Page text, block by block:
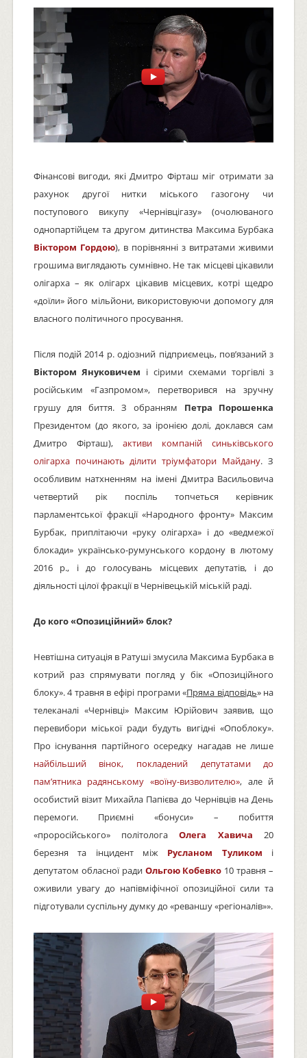
Фінансові вигоди, які Дмитро Фірташ міг отримати за
рахунок другої нитки міського газогону чи
поступового викупу «Чернівцігазу» (очолюваного
однопартійцем та другом дитинства Максима Бурбака
Віктором Гордою), в порівнянні з витратами живими
грошима виглядають сумнівно. Не так місцеві цікавили
олігарха – як олігарх цікавив місцевих, котрі щедро
«доїли» його мільйони, використовуючи допомогу для
власного політичного просування.
Після подій 2014 р. одіозний підприємець, пов’язаний з
Віктором Януковичем і сірими схемами торгівлі з
російським «Газпромом», перетворився на зручну
грушу для биття. З обранням Петра Порошенка
Президентом (до якого, за іронією долі, доклався сам
Дмитро Фірташ), активи компаній синьківського
олігарха починають ділити тріумфатори Майдану. З
особливим натхненням на імені Дмитра Васильовича
четвертий рік поспіль топчеться керівник
парламентської фракції «Народного фронту» Максим
Бурбак, приплітаючи «руку олігарха» і до «ведмежої
блокади» українсько-румунського кордону в лютому
2016 р., і до голосувань місцевих депутатів, і до
діяльності цілої фракції в Чернівецькій міській раді.
До кого «Опозиційний» блок?
Невтішна ситуація в Ратуші змусила Максима Бурбака в
котрий раз спрямувати погляд у бік «Опозиційного
блоку». 4 травня в ефірі програми «Пряма відповідь» на
телеканалі «Чернівці» Максим Юрійович заявив, що
перевибори міської ради будуть вигідні «Опоблоку».
Про існування партійного осередку нагадав не лише
найбільший вінок, покладений депутатами до
пам’ятника радянському «воїну-визволителю», але й
особистий візит Михайла Папієва до Чернівців на День
перемоги. Приємні «бонуси» – побиття
«проросійського» політологаОлега Хавича 20
березня та інцидент між Русланом Туликом і
депутатом обласної ради Ольгою Кобевко 10 травня –
оживили увагу до напівміфічної опозиційної сили та
підготували суспільну думку до «реваншу «регіоналів»».